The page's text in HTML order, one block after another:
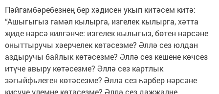
Пәйгамбәребезнең бер хәдисен укып китәсем китә:
“Ашыгыгыз гамәл кылырга, изгелек кылырга, хәтта
җиде нәрсә килгәнче: изгелек кылыгыз, бөтен нәрсәне
оныттыручы хәерчелек көтәсезме? Әллә сез юлдан
аздыручы байлык көтәсезме? Әллә сез кешене көчсез
итүче авыру көтәсезме? Әллә сез картлык
зәгыйфьлеген көтәсезме? Әллә сез һәрбер нәрсәне
кисүче үлемне көтәсезме? Әллә сез дәҗҗәлне